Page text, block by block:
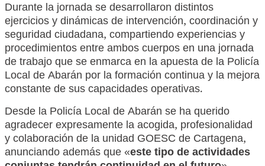
Durante la jornada se desarrollaron distintos
ejercicios y dinámicas de intervención, coordinación y
seguridad ciudadana, compartiendo experiencias y
procedimientos entre ambos cuerpos en una jornada
de trabajo que se enmarca en la apuesta de la Policía
Local de Abarán por la formación continua y la mejora
constante de sus capacidades operativas.
Desde la Policía Local de Abarán se ha querido
agradecer expresamente la acogida, profesionalidad
y colaboración de la unidad GOESC de Cartagena,
anunciando además que «este tipo de actividades